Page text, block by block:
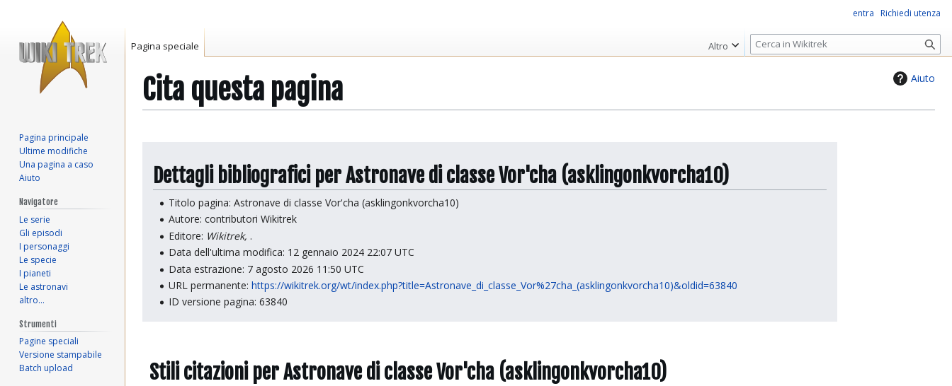
Aiuto
Cita questa pagina
alla
navigazione
alla
ricerca
Dettagli bibliografici per Astronave di classe Vor'cha (asklingonkvorcha10)
Titolo pagina: Astronave di classe Vor'cha (asklingonkvorcha10)
Autore: contributori Wikitrek
Editore: Wikitrek, .
Data dell'ultima modifica: 12 gennaio 2024 22:07 UTC
Data estrazione: 7 agosto 2026 11:50 UTC
URL permanente:https://wikitrek.org/wt/index.php?title=Astronave_di_classe_Vor%27cha_(asklingonkvorcha10)&oldid=63840
ID versione pagina: 63840
Stili citazioni per Astronave di classe Vor'cha (asklingonkvorcha10)
entra Richiedi utenza
Pagina speciale Altro
R
i
r
Pagina principale
Ultime modifiche
Una pagina a caso
Aiuto
Navigatore
Le serie
Gli episodi
I personaggi
Le specie
I pianeti
Le astronavi
altro…
Strumenti
Pagine speciali
Versione stampabile
Batch upload